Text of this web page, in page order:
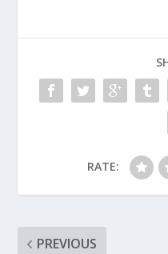
RATE:
PREVIOUS